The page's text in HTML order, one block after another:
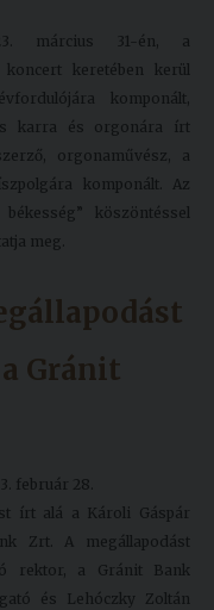
március 31-én, a
keretében kerül
komponált,
karra és orgonára írt
orgonaművész, a
komponált. Az
köszöntéssel
meg.
Gránit
február 28.
írt alá a Károli Gáspár
Zrt. A megállapodást
rektor, a Gránit Bank
és Lehóczky Zoltán